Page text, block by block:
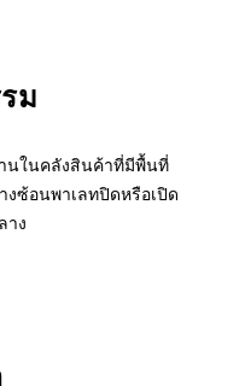
ม
านในคลังสินค้าที่มีพื้นที่
งซ้อนพาเลทปิดหรือเปิด
าง